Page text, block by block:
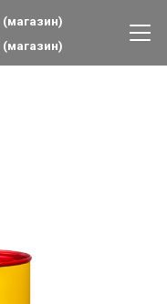
(магазин)
(магазин)